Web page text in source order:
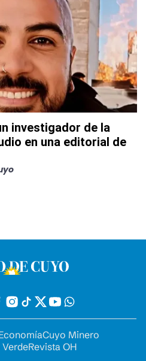
investigador de la
en una editorial de
Cuyo Minero
Revista OH